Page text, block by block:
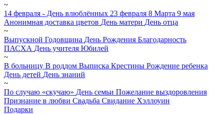
~
14 февраля - День влюблённых 23 февраля 8 Марта 9 мая
Анонимная доставка цветов День матери День отца
~
Выпускной Годовщина День Рождения Благодарность
ПАСХА День учителя Юбилей
~
В больницу В роддом Выписка Крестины Рождение ребенка
День детей День знаний
~
По случаю «скучаю» День семьи Пожелание выздоровления
Признание в любви Свадьба Свидание Хэллоуин
Подарки